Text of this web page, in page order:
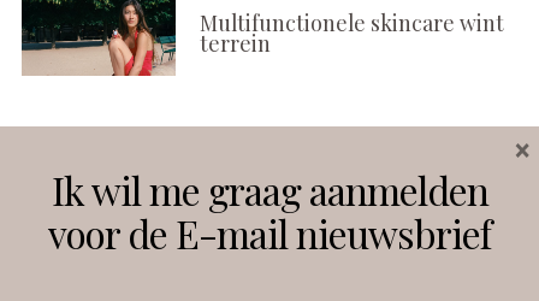
Multifunctionele skincare wint
terrein
Instagram Facebook
Ik wil me graag aanmelden
voor de E-mail nieuwsbrief
×